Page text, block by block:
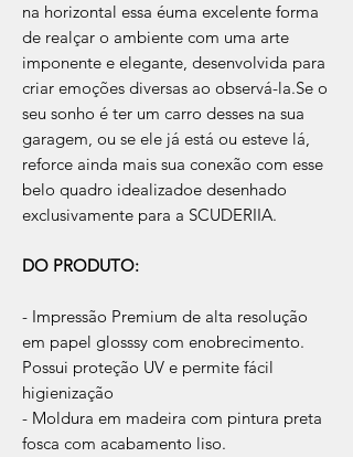
na horizontal essa éuma excelente forma
de realçar o ambiente com uma arte
imponente e elegante, desenvolvida para
criar emoções diversas ao observá-la.Se o
seu sonho é ter um carro desses na sua
garagem, ou se ele já está ou esteve lá,
reforce ainda mais sua conexão com esse
belo quadro idealizadoe desenhado
exclusivamente para a SCUDERIIA.
DO PRODUTO:
- Impressão Premium de alta resolução
em papel glosssy com enobrecimento.
Possui proteção UV e permite fácil
higienização
- Moldura em madeira com pintura preta
fosca com acabamento liso.